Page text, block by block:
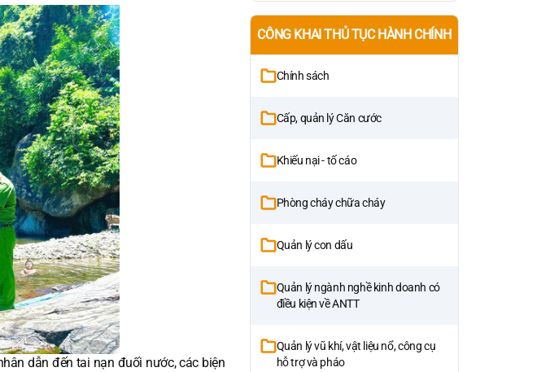
dẫn đến tai nạn đuối nước, các biện
CÔNG KHAI THỦ TỤC HÀNH CHÍNH
Chính sách
Cấp, quản lý Căn cước
Khiếu nại - tố cáo
Phòng cháy chữa cháy
Quản lý con dấu
Quản lý ngành nghề kinh doanh có
điều kiện về ANTT
Quản lý vũ khí, vật liệu nổ, công cụ
hỗ trợ và pháo